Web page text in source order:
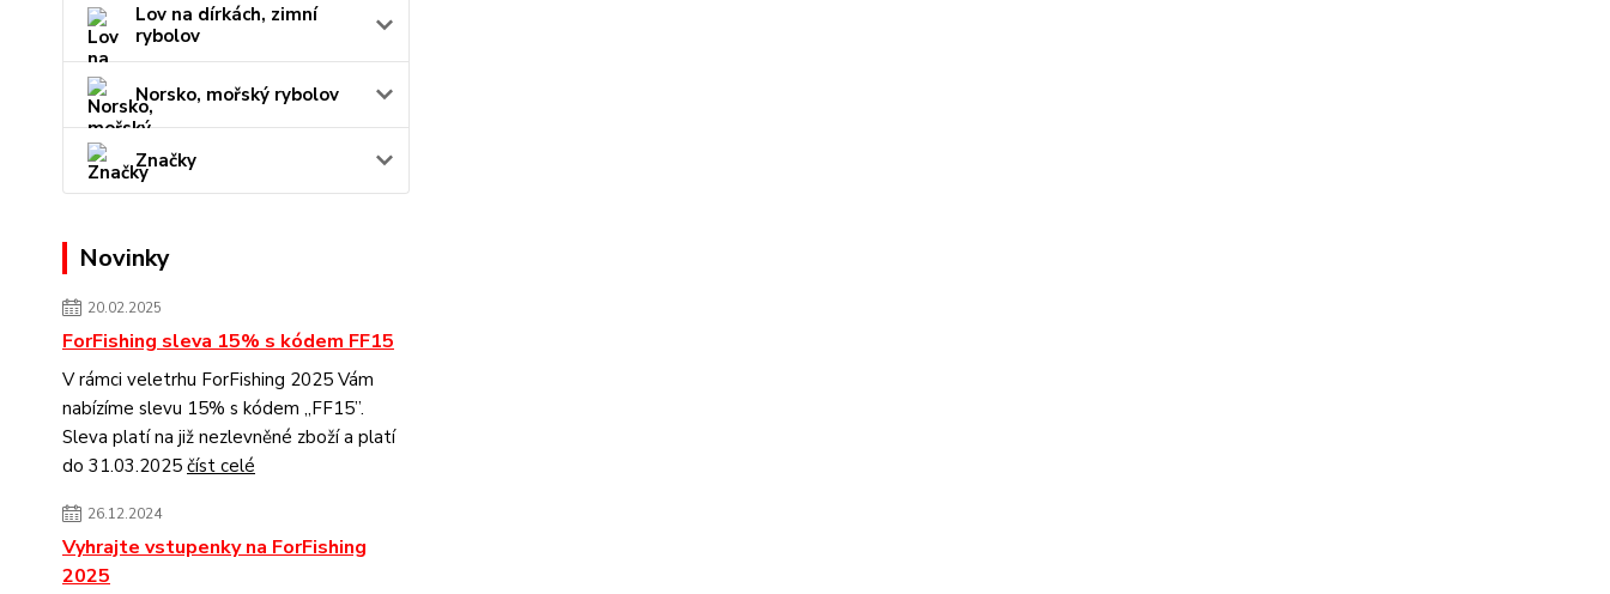
Lov na dírkách, zimní
rybolov
Norsko, mořský rybolov
Značky
Novinky
20.02.2025
ForFishing sleva 15% s kódem FF15
V rámci veletrhu ForFishing 2025 Vám
nabízíme slevu 15% s kódem „FF15”.
Sleva platí na již nezlevněné zboží a platí
do 31.03.2025 číst celé
26.12.2024
Vyhrajte vstupenky na ForFishing
2025